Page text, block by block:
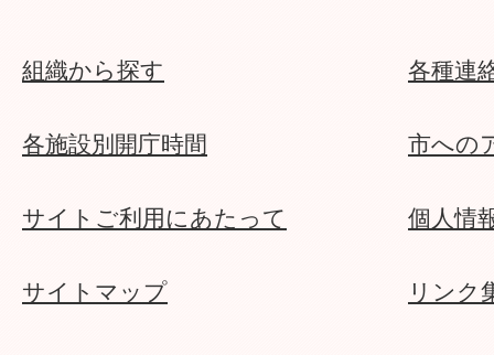
組織から探す 各種連
各施設別開庁時間 市への
サイトご利用にあたって 個人情
サイトマップ リンク